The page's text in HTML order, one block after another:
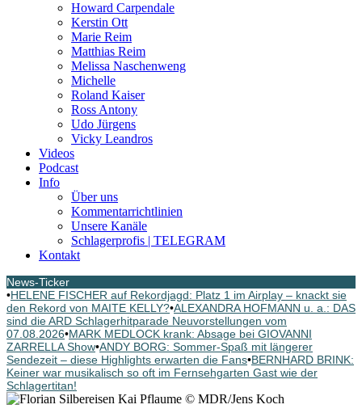
Howard Carpendale
Kerstin Ott
Marie Reim
Matthias Reim
Melissa Naschenweng
Michelle
Roland Kaiser
Ross Antony
Udo Jürgens
Vicky Leandros
Videos
Podcast
Info
Über uns
Kommentarrichtlinien
Unsere Kanäle
Schlagerprofis | TELEGRAM
Kontakt
News-Ticker
•HELENE FISCHER auf Rekordjagd: Platz 1 im Airplay – knackt sie
den Rekord von MAITE KELLY?•ALEXANDRA HOFMANN u. a.: DAS
sind die ARD Schlagerhitparade Neuvorstellungen vom
07.08.2026•MARK MEDLOCK krank: Absage bei GIOVANNI
ZARRELLA Show•ANDY BORG: Sommer-Spaß mit längerer
Sendezeit – diese Highlights erwarten die Fans•BERNHARD BRINK:
Keiner war musikalisch so oft im Fernsehgarten Gast wie der
Schlagertitan!